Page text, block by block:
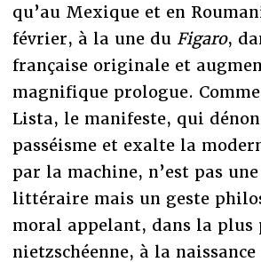
qu’au Mexique et en
février, à la une du Figaro,
française originale et
magnifique prologue.
Lista, le manifeste, qui
passéisme et exalte la
par la machine, n’est pas
littéraire mais un geste
moral appelant, dans la
nietzschéenne, à la naissance